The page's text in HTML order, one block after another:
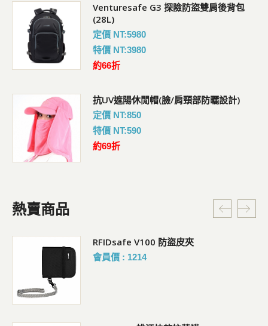
Venturesafe G3 探險防盜雙肩後背包
(28L)
定價 NT:5980
特價 NT:3980
約66折
抗UV遮陽休閒帽(臉/肩頸部防曬設計)
定價 NT:850
特價 NT:590
約69折
熱賣商品
RFIDsafe V100 防盜皮夾
會員價 : 1214